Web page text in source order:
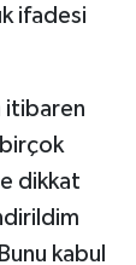
ifadesi
itibaren
birçok
dikkat
kabul